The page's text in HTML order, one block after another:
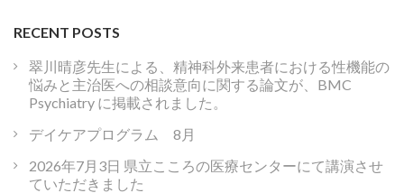
RECENT POSTS
翠川晴彦先生による、精神科外来患者における性機能の
悩みと主治医への相談意向に関する論文が、BMC
Psychiatry に掲載されました。
デイケアプログラム 8月
2026年7月3日 県立こころの医療センターにて講演させ
ていただきました